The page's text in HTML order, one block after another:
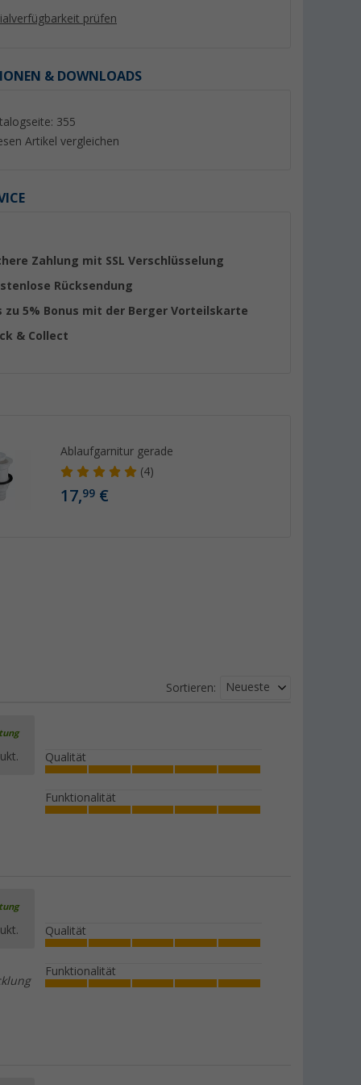
prüfen
& DOWNLOADS
355
Artikel vergleichen
Zahlung mit SSL Verschlüsselung
Rücksendung
zu 5% Bonus mit der Berger Vorteilskarte
& Collect
Ablaufgarnitur gerade
(4)
17,99 €
1,60€
Sortieren: Neueste
Qualität
Funktionalität
Qualität
Funktionalität